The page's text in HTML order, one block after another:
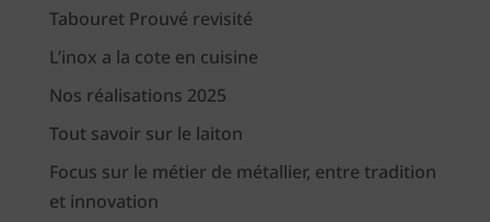
Tabouret Prouvé revisité
L’inox a la cote en cuisine
Nos réalisations 2025
Tout savoir sur le laiton
Focus sur le métier de métallier, entre tradition
et innovation